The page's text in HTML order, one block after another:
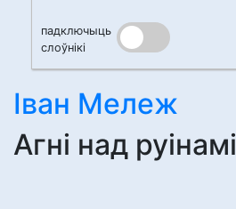
падключыць
слоўнікі
Іван Мележ
Агні над руінамі